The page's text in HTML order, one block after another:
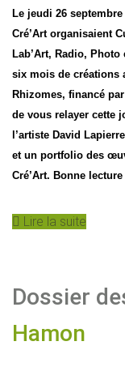
Le jeudi 26
Cré’Art organisaient
Lab’Art, Radio,
six mois de créations
Rhizomes, financé
de vous relayer cette
l’artiste David
et un portfolio des
Cré’Art. Bonne lecture
Lire la suite
Dossier
Hamon